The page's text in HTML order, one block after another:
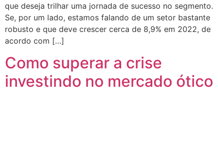
que deseja trilhar uma jornada de sucesso no segmento.
Se, por um lado, estamos falando de um setor bastante
robusto e que deve crescer cerca de 8,9% em 2022, de
acordo com […]
Como superar a crise
investindo no mercado ótico